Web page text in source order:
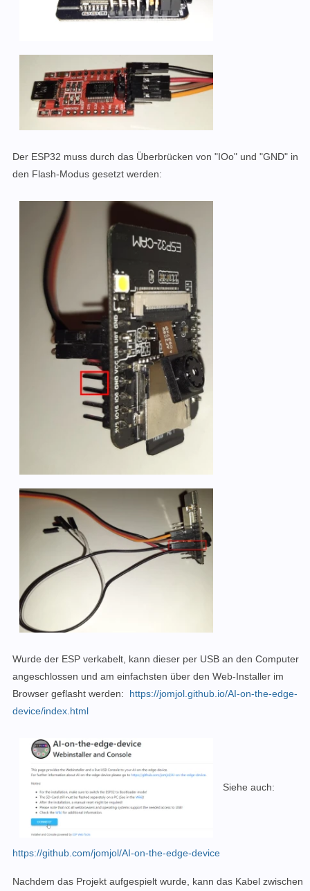
Der ESP32 muss durch das Überbrücken von "IOo" und "GND" in
den Flash-Modus gesetzt werden:
Wurde der ESP verkabelt, kann dieser per USB an den Computer
angeschlossen und am einfachsten über den Web-Installer im
Browser geflasht werden: https://jomjol.github.io/AI-on-the-edge-
device/index.html
Siehe auch:
https://github.com/jomjol/AI-on-the-edge-device
Nachdem das Projekt aufgespielt wurde, kann das Kabel zwischen